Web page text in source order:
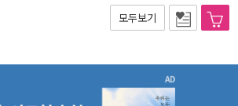
모두보기